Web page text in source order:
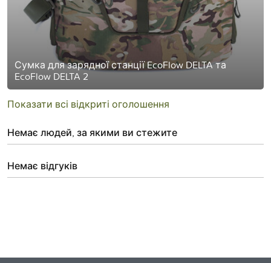
Сумка для зарядної станції EcoFlow DELTA та
EcoFlow DELTA 2
Показати всі відкриті оголошення
Немає людей, за якими ви стежите
Немає відгуків